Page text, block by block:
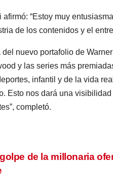
afirmó: “Estoy muy
de los contenidos y el
nuevo portafolio de
y las series más
infantil y de la vida
Esto nos dará una
completó.
de la millonaria